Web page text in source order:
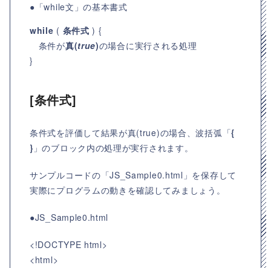
●「while文」の基本書式
while ( 条件式 ) {
条件が真(true)の場合に実行される処理
}
[条件式]
条件式を評価して結果が真(true)の場合、波括弧「{
} 」のブロック内の処理が実行されます。
サンプルコードの「JS_Sample0.html」を保存して
実際にプログラムの動きを確認してみましょう。
●JS_Sample0.html
<!DOCTYPE html>
<html>